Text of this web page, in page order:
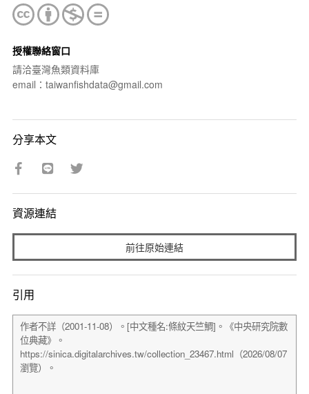
授權聯絡窗口
請洽臺灣魚類資料庫
email：taiwanfishdata@gmail.com
分享本文
資源連結
前往原始連結
引用